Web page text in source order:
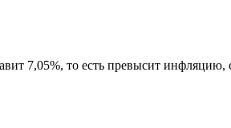
7,05%, то есть превысит